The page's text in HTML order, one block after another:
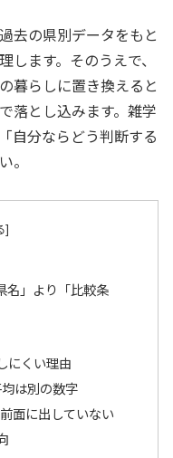
去の県別データをもと
します。そのうえで、
暮らしに置き換えると
落とし込みます。雑学
自分ならどう判断する
。
名」より「比較条
にくい理由
は別の数字
面に出していない